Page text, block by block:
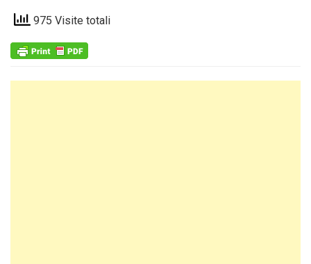
975 Visite totali